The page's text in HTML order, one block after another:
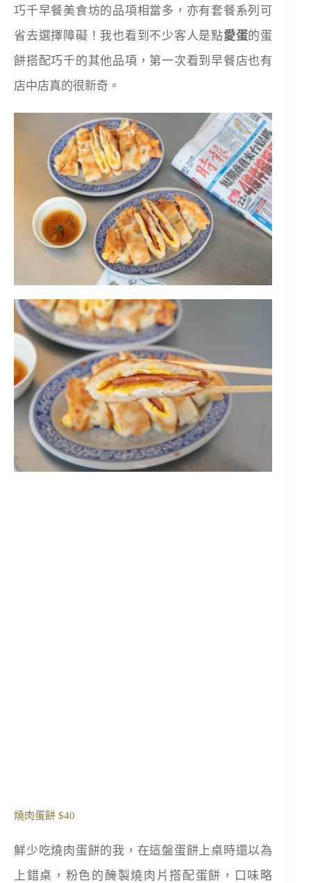
巧千早餐美食坊的品項相當多，亦有套餐系列可
省去選擇障礙！我也看到不少客人是點愛蛋的蛋
餅搭配巧千的其他品項，第一次看到早餐店也有
店中店真的很新奇。
燒肉蛋餅 $40
鮮少吃燒肉蛋餅的我，在這盤蛋餅上桌時還以為
上錯桌，粉色的醃製燒肉片搭配蛋餅，口味略